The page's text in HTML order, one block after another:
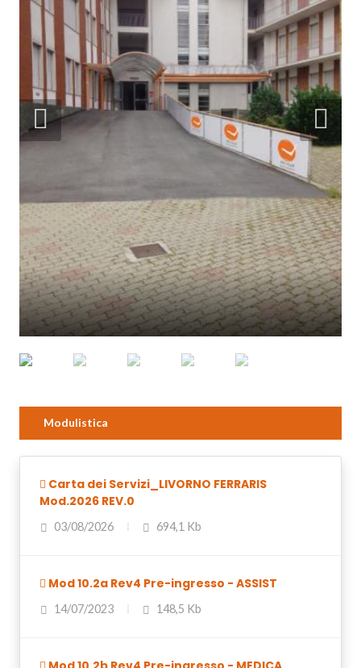
Modulistica
Carta dei Servizi_LIVORNO FERRARIS
Mod.2026 REV.0
03/08/2026 694,1 Kb
Mod 10.2a Rev4 Pre-ingresso - ASSIST
14/07/2023 148,5 Kb